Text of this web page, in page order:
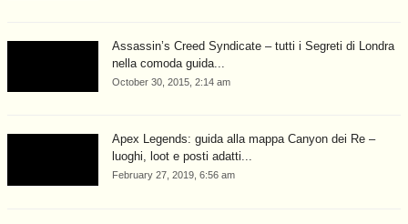
Assassin’s Creed Syndicate – tutti i Segreti di Londra
nella comoda guida...
October 30, 2015, 2:14 am
Apex Legends: guida alla mappa Canyon dei Re –
luoghi, loot e posti adatti...
February 27, 2019, 6:56 am